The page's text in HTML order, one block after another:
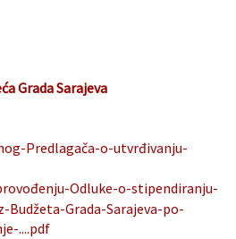
Grada Sarajeva
Predlagača-o-utvrđivanju-
Odluke-o-stipendiranju-
Grada-Sarajeva-po-
....pdf